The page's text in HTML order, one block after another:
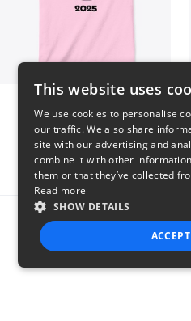
$22
Report
This website uses
We use cookies to personalise
our traffic. We also share
site with our advertising and
combine it with other
them or that they’ve collected
Read more
SHOW DETAILS
STRICTLY NECESSARY